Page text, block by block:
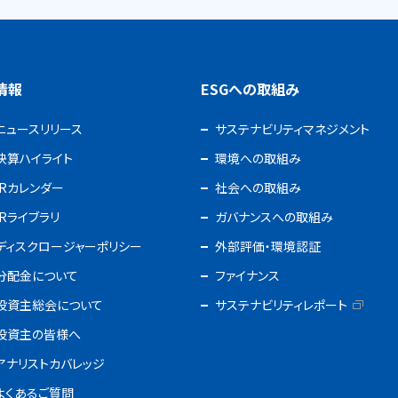
報
ュースリリース
算ハイライト
カレンダー
ライブラリ
ィスクロージャーポリシー
配金について
資主総会について
資主の皆様へ
ナリストカバレッジ
くあるご質問
ESGへの取組み
サステナビリティマネジメント
環境への取組み
社会への取組み
ガバナンスへの取組み
外部評価・環境認証
ファイナンス
サステナビリティレポート